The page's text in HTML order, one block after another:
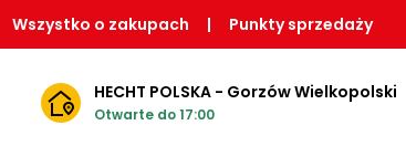
Wszystko o zakupach | Punkty sprzedaży
HECHT POLSKA - Gorzów Wielkopolski
Otwarte do 17:00